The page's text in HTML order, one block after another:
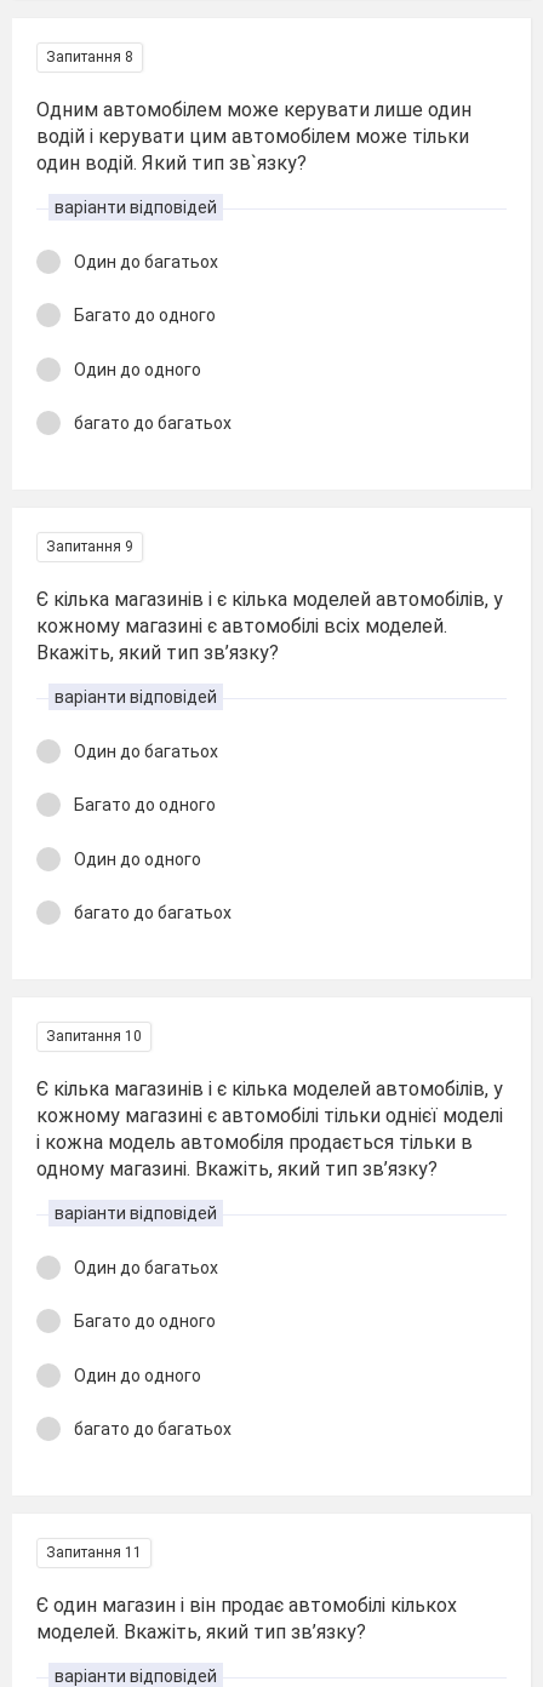
Запитання 8
Одним автомобілем може керувати лише один
водій і керувати цим автомобілем може тільки
один водій. Який тип зв`язку?
варіанти відповідей
Один до багатьох
Багато до одного
Один до одного
багато до багатьох
Запитання 9
Є кілька магазинів і є кілька моделей автомобілів, у
кожному магазині є автомобілі всіх моделей.
Вкажіть, який тип зв’язку?
варіанти відповідей
Один до багатьох
Багато до одного
Один до одного
багато до багатьох
Запитання 10
Є кілька магазинів і є кілька моделей автомобілів, у
кожному магазині є автомобілі тільки однієї моделі
і кожна модель автомобіля продається тільки в
одному магазині. Вкажіть, який тип зв’язку?
варіанти відповідей
Один до багатьох
Багато до одного
Один до одного
багато до багатьох
Запитання 11
Є один магазин і він продає автомобілі кількох
моделей. Вкажіть, який тип зв’язку?
варіанти відповідей